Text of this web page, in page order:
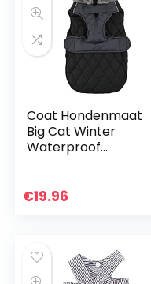
Coat Hondenmaat
Big Cat Winter
Waterproof
Stormguard
€19.96